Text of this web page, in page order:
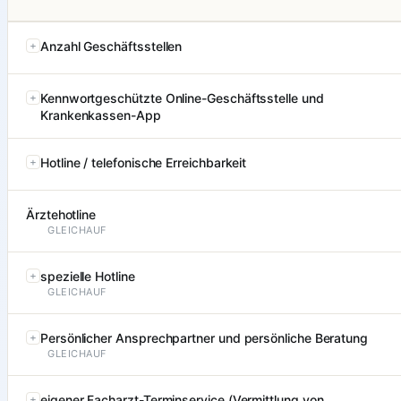
Anzahl Geschäftsstellen
Kennwortgeschützte Online-Geschäftsstelle und
Krankenkassen-App
Hotline / telefonische Erreichbarkeit
Ärztehotline
GLEICHAUF
spezielle Hotline
GLEICHAUF
Persönlicher Ansprechpartner und persönliche Beratung
GLEICHAUF